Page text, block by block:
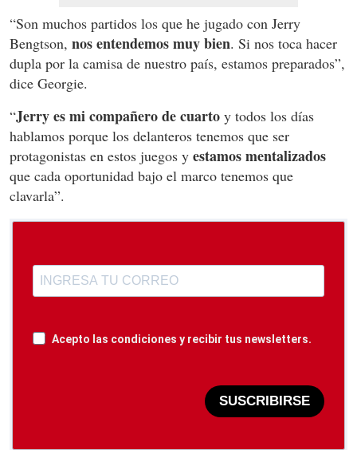
“Son muchos partidos los que he jugado con Jerry
Bengtson, nos entendemos muy bien. Si nos toca hacer
dupla por la camisa de nuestro país, estamos preparados”,
dice Georgie.
“Jerry es mi compañero de cuarto y todos los días
hablamos porque los delanteros tenemos que ser
protagonistas en estos juegos y estamos mentalizados
que cada oportunidad bajo el marco tenemos que
clavarla”.
Acepto las condiciones y recibir tus newsletters.
SUSCRIBIRSE